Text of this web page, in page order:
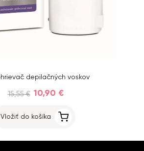
depilačných voskov
15,55 € 10,90 €
Vložiť do košíka